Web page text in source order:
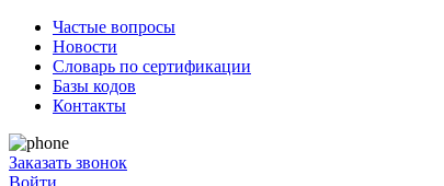
Частые вопросы
Новости
Словарь по сертификации
Базы кодов
Контакты
Заказать звонок
Войти